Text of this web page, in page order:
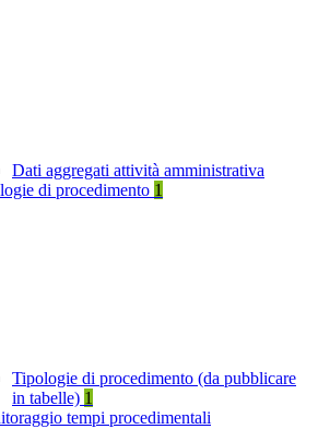
Dati aggregati attività amministrativa
di procedimento 1
Tipologie di procedimento (da pubblicare
in tabelle) 1
tempi procedimentali